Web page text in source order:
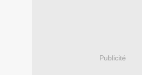
Publicité